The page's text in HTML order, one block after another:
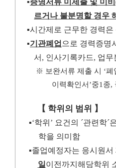
▪증명서류 미제출 및 미비
르거나 불분명할 경우
▪시간제로 근무한 경력은
▪기관폐업 으로 경력증명
서 , 인사기록카드, 업무
※ 보완서류 제출 시 ‘폐
이력확인서 ’중1 종,
【 학위의 범위 】
▪‘학위 ’ 요건의 ´관련학´
학을 의미함
▪졸업예정자는 응시원
일 이전까지 해당학위